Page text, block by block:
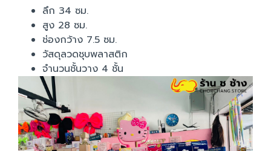
ลึก 34 ซม.
สูง 28 ซม.
ช่องกว้าง 7.5 ซม.
วัสดุลวดชุบพลาสติก
จำนวนชั้นวาง 4 ชั้น